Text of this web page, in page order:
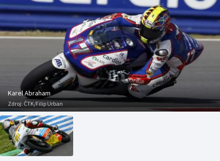
Cyklistika
DALŠÍ SPORTY
Americký fotbal
Baseball a softbal
Basketbal
Biatlon
Boby a skeleton
NEPŘEHLÉDNĚTE
Soutěže
Historické návraty
Aplikace ČT sport
AZ kvíz
Karel Abraham
Zdroj: ČTK/Filip Urban